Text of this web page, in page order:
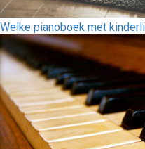
Welke pianoboek met